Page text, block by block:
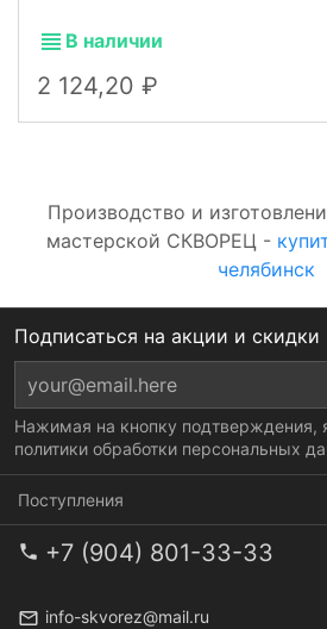
В наличии
2 124,20
Производство и
мастерской СКВОРЕЦ -
челябинск
Подписаться на акции и скидки
Нажимая на кнопку подтверждения,
политики обработки персональных
Поступления
+7 (904) 801-33-33
info-skvorez@mail.ru